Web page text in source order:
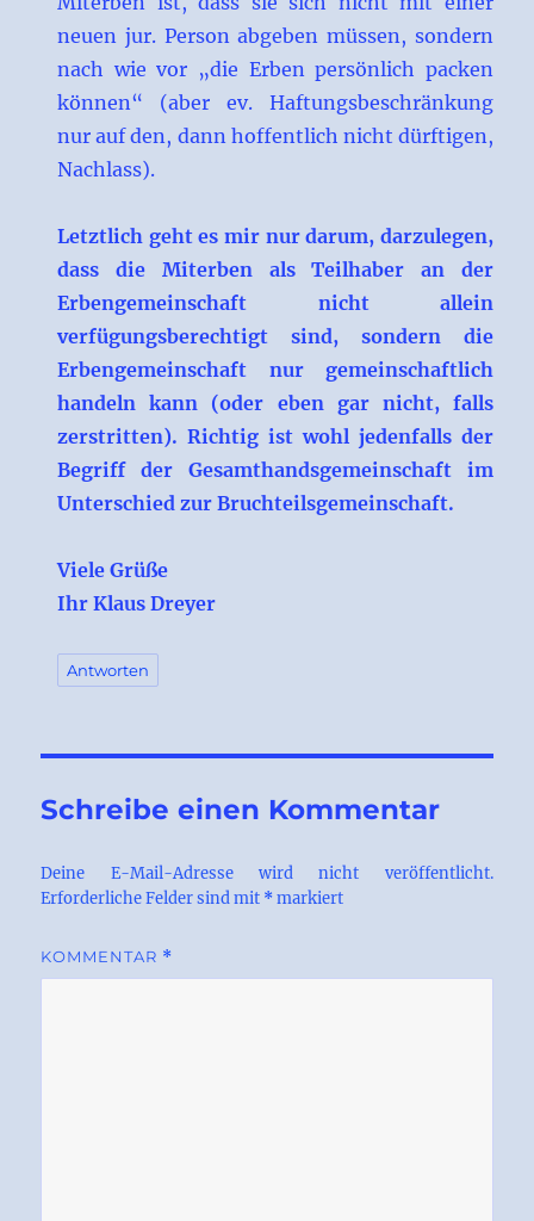
neuen jur. Person abgeben müssen, sondern
nach wie vor „die Erben persönlich packen
können“ (aber ev. Haftungsbeschränkung
nur auf den, dann hoffentlich nicht dürftigen,
Nachlass).
Letztlich geht es mir nur darum, darzulegen,
dass die Miterben als Teilhaber an der
Erbengemeinschaft nicht allein
verfügungsberechtigt sind, sondern die
Erbengemeinschaft nur gemeinschaftlich
handeln kann (oder eben gar nicht, falls
zerstritten). Richtig ist wohl jedenfalls der
Begriff der Gesamthandsgemeinschaft im
Unterschied zur Bruchteilsgemeinschaft.
Viele Grüße
Ihr Klaus Dreyer
Antworten
Schreibe einen Kommentar
Deine E-Mail-Adresse wird nicht veröffentlicht.
Erforderliche Felder sind mit *markiert
KOMMENTAR *